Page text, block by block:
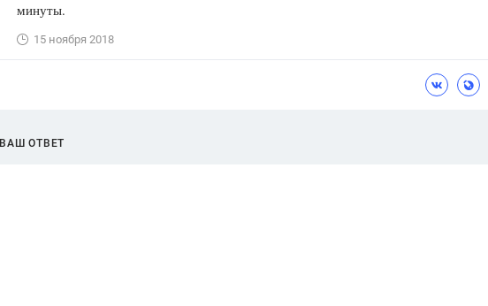
минуты.
15 ноября 2018
ВАШ ОТВЕТ